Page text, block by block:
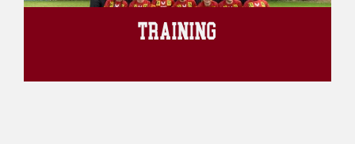
TRAINING